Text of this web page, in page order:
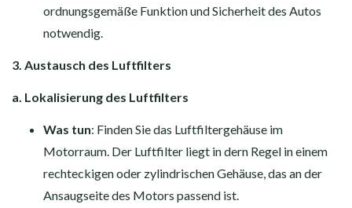
ordnungsgemäße Funktion und Sicherheit des Autos
notwendig.
3. Austausch des Luftfilters
a. Lokalisierung des Luftfilters
Was tun: Finden Sie das Luftfiltergehäuse im
Motorraum. Der Luftfilter liegt in dern Regel in einem
rechteckigen oder zylindrischen Gehäuse, das an der
Ansaugseite des Motors passend ist.